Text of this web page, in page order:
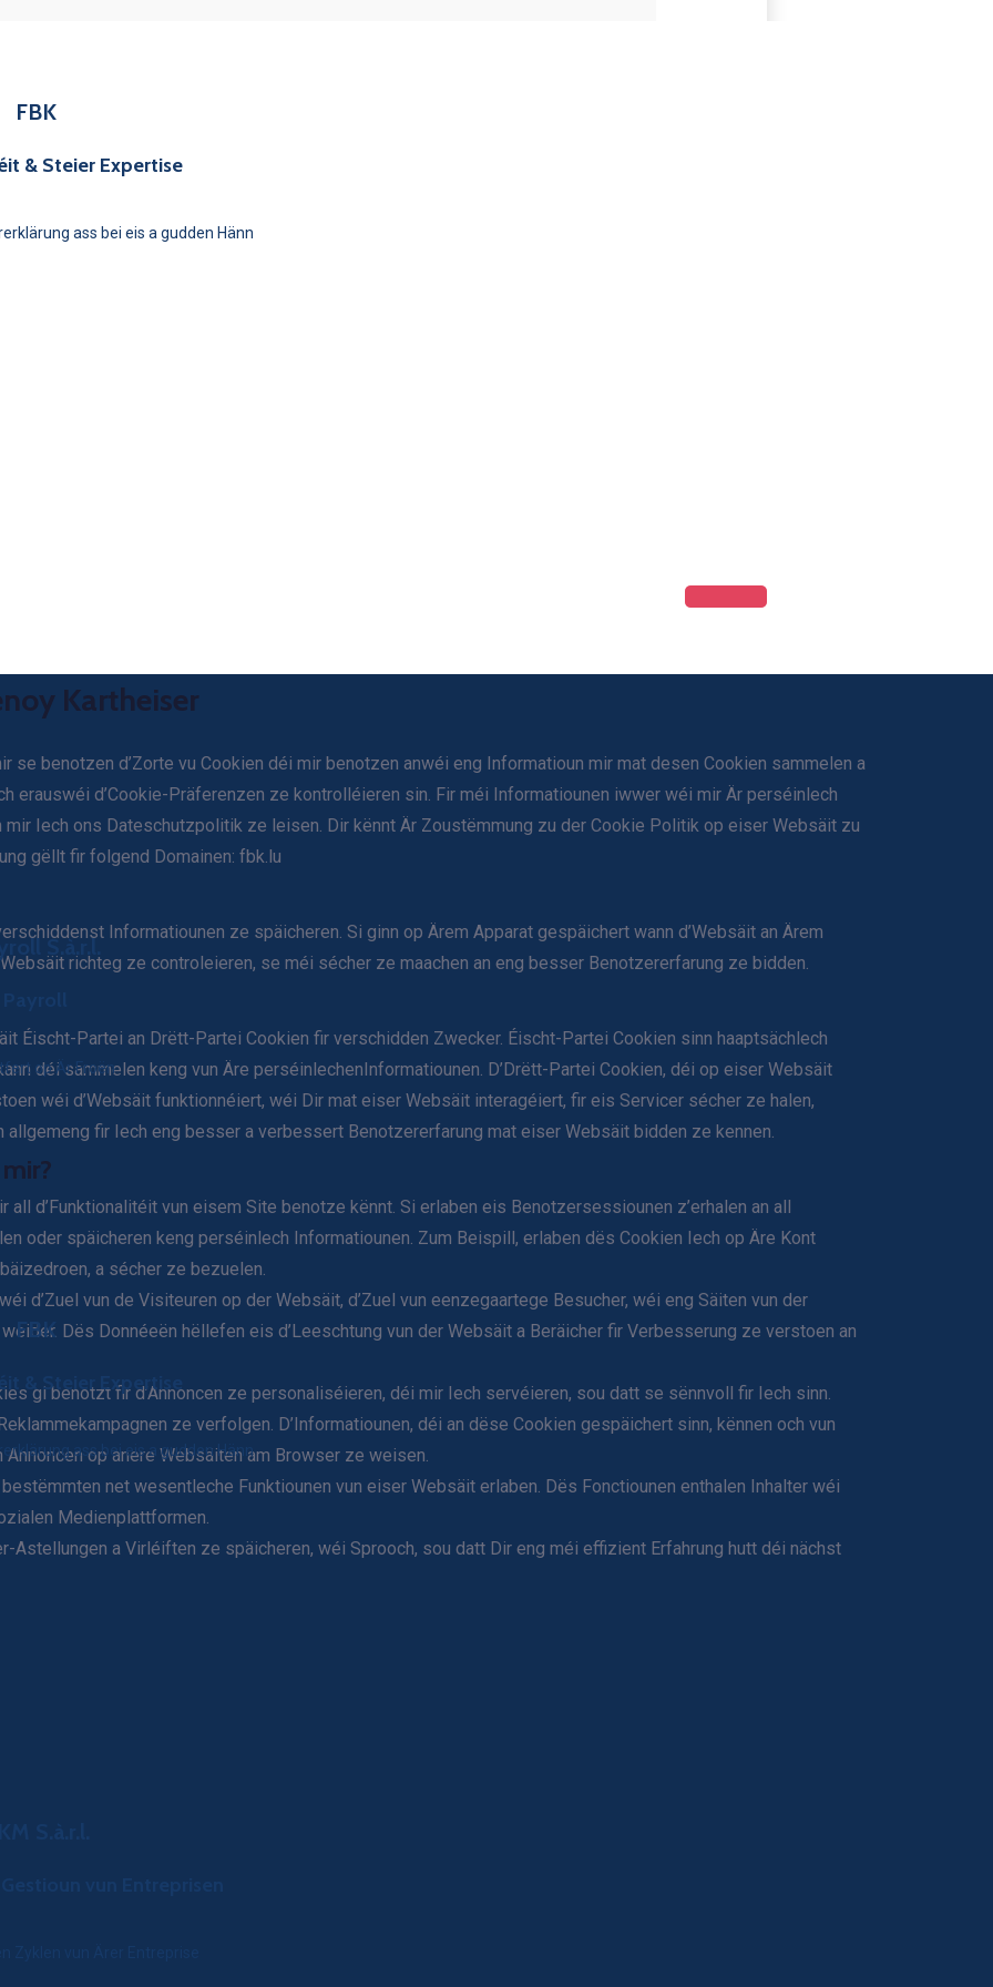
FBK
& Steier Expertise
ass bei eis a gudden Hänn
S.à.r.l.
op Är Froën
FBK
& Steier Expertise
ass bei eis a gudden Hänn
Kartheiser
se benotzen d’Zorte vu Cookien déi mir benotzen anwéi eng Informatioun mir mat desen Cookien sammelen a
erauswéi d’Cookie-Präferenzen ze kontrolléieren sin. Fir méi Informatiounen iwwer wéi mir Är perséinlech
Iech ons Dateschutzpolitik ze leisen. Dir kënnt Är Zoustëmmung zu der Cookie Politik op eiser Websäit zu
gëllt fir folgend Domainen: fbk.lu
Informatiounen ze späicheren. Si ginn op Ärem Apparat gespäichert wann d’Websäit an Ärem
richteg ze controleieren, se méi sécher ze maachen an eng besser Benotzererfarung ze bidden.
Éischt-Partei an Drëtt-Partei Cookien fir verschidden Zwecker. Éischt-Partei Cookien sinn haaptsächlech
déi sammelen keng vun Äre perséinlechenInformatiounen. D’Drëtt-Partei Cookien, déi op eiser Websäit
wéi d’Websäit funktionnéiert, wéi Dir mat eiser Websäit interagéiert, fir eis Servicer sécher ze halen,
fir Iech eng besser a verbessert Benotzererfarung mat eiser Websäit bidden ze kennen.
d’Funktionalitéit vun eisem Site benotze kënnt. Si erlaben eis Benotzersessiounen z’erhalen an all
oder späicheren keng perséinlech Informatiounen. Zum Beispill, erlaben dës Cookien Iech op Äre Kont
a sécher ze bezuelen.
d’Zuel vun de Visiteuren op der Websäit, d’Zuel vun eenzegaartege Besucher, wéi eng Säiten vun der
Dës Donnéeën hëllefen eis d’Leeschtung vun der Websäit a Beräicher fir Verbesserung ze verstoen an
gi benotzt fir d’Annoncen ze personaliséieren, déi mir Iech servéieren, sou datt se sënnvoll fir Iech sinn.
ze verfolgen. D’Informatiounen, déi an dëse Cookien gespäichert sinn, kënnen och vun
op anere Websäiten am Browser ze weisen.
net wesentleche Funktiounen vun eiser Websäit erlaben. Dës Fonctiounen enthalen Inhalter wéi
Medienplattformen.
Astellungen a Virléiften ze späicheren, wéi Sprooch, sou datt Dir eng méi effizient Erfahrung hutt déi nächst